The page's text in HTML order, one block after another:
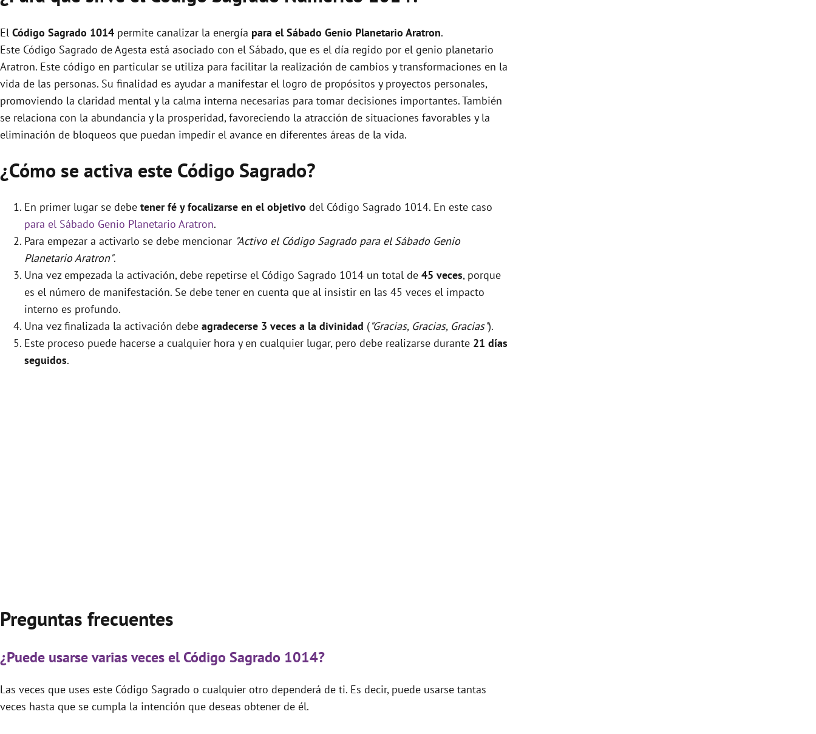
El Código Sagrado 1014 permite canalizar la energía para el Sábado Genio Planetario Aratron.
Este Código Sagrado de Agesta está asociado con el Sábado, que es el día regido por el genio planetario
Aratron. Este código en particular se utiliza para facilitar la realización de cambios y transformaciones en la
vida de las personas. Su finalidad es ayudar a manifestar el logro de propósitos y proyectos personales,
promoviendo la claridad mental y la calma interna necesarias para tomar decisiones importantes. También
se relaciona con la abundancia y la prosperidad, favoreciendo la atracción de situaciones favorables y la
eliminación de bloqueos que puedan impedir el avance en diferentes áreas de la vida.
¿Cómo se activa este Código Sagrado?
En primer lugar se debe tener fé y focalizarse en el objetivo del Código Sagrado 1014. En este caso
para el Sábado Genio Planetario Aratron.
Para empezar a activarlo se debe mencionar "Activo el Código Sagrado para el Sábado Genio
Planetario Aratron".
Una vez empezada la activación, debe repetirse el Código Sagrado 1014 un total de 45 veces, porque
es el número de manifestación. Se debe tener en cuenta que al insistir en las 45 veces el impacto
interno es profundo.
Una vez finalizada la activación debe agradecerse 3 veces a la divinidad ("Gracias, Gracias, Gracias").
Este proceso puede hacerse a cualquier hora y en cualquier lugar, pero debe realizarse durante 21 días
seguidos.
Preguntas frecuentes
¿Puede usarse varias veces el Código Sagrado 1014?
Las veces que uses este Código Sagrado o cualquier otro dependerá de ti. Es decir, puede usarse tantas
veces hasta que se cumpla la intención que deseas obtener de él.